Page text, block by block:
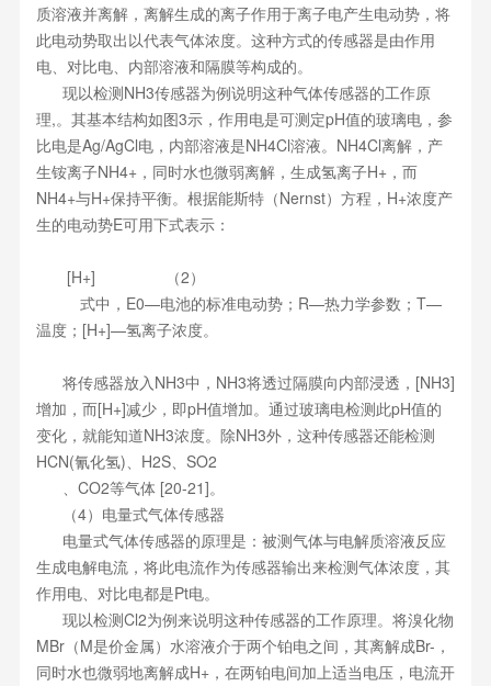
质溶液并离解，离解生成的离子作用于离子电产生电动势，将
此电动势取出以代表气体浓度。这种方式的传感器是由作用
电、对比电、内部溶液和隔膜等构成的。
现以检测NH3传感器为例说明这种气体传感器的工作原
理,。其基本结构如图3示，作用电是可测定pH值的玻璃电，参
比电是Ag/AgCl电，内部溶液是NH4Cl溶液。NH4Cl离解，产
生铵离子NH4+，同时水也微弱离解，生成氢离子H+，而
NH4+与H+保持平衡。根据能斯特（Nernst）方程，H+浓度产
生的电动势E可用下式表示：
[H+] （2）
式中，E0—电池的标准电动势；R—热力学参数；T—
温度；[H+]—氢离子浓度。
将传感器放入NH3中，NH3将透过隔膜向内部浸透，[NH3]
增加，而[H+]减少，即pH值增加。通过玻璃电检测此pH值的
变化，就能知道NH3浓度。除NH3外，这种传感器还能检测
HCN(氰化氢)、H2S、SO2
、CO2等气体 [20-21]。
（4）电量式气体传感器
电量式气体传感器的原理是：被测气体与电解质溶液反应
生成电解电流，将此电流作为传感器输出来检测气体浓度，其
作用电、对比电都是Pt电。
现以检测Cl2为例来说明这种传感器的工作原理。将溴化物
MBr（M是价金属）水溶液介于两个铂电之间，其离解成Br-，
同时水也微弱地离解成H+，在两铂电间加上适当电压，电流开